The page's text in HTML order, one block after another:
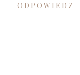
ODPOWIEDZ